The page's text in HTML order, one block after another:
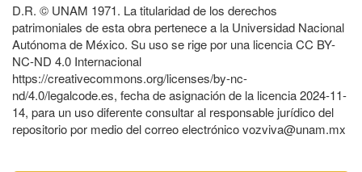
D.R. © UNAM 1971. La titularidad de los derechos
patrimoniales de esta obra pertenece a la Universidad Nacional
Autónoma de México. Su uso se rige por una licencia CC BY-
NC-ND 4.0 Internacional
https://creativecommons.org/licenses/by-nc-
nd/4.0/legalcode.es, fecha de asignación de la licencia 2024-11-
14, para un uso diferente consultar al responsable jurídico del
repositorio por medio del correo electrónico vozviva@unam.mx